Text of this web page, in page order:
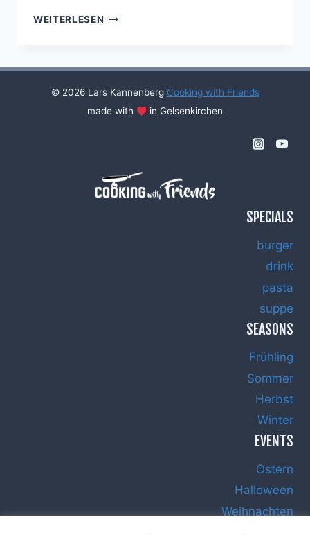
WEITERLESEN THAI-
MANGO-
RAGOUT
© 2026 Lars Kannenberg Cooking with Friends
made with
in Gelsenkirchen
SPECIALS
burger
drink
pasta
suppe
SEASONS
Frühling
Sommer
Herbst
Winter
EVENTS
Ostern
Halloween
Weihnachten